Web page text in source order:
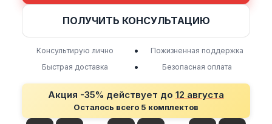
ПОЛУЧИТЬ КОНСУЛЬТАЦИЮ
Консультирую лично •
Пожизненная поддержка
Быстрая доставка
• Безопасная оплата
Акция -35% действует до 12 августа
Осталось всего 5 комплектов